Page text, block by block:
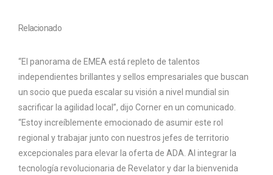
Relacionado
“El panorama de EMEA está repleto de talentos
independientes brillantes y sellos empresariales que buscan
un socio que pueda escalar su visión a nivel mundial sin
sacrificar la agilidad local”, dijo Corner en un comunicado.
“Estoy increíblemente emocionado de asumir este rol
regional y trabajar junto con nuestros jefes de territorio
excepcionales para elevar la oferta de ADA. Al integrar la
tecnología revolucionaria de Revelator y dar la bienvenida